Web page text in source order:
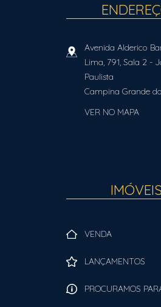
Avenida Alderico
Lima, 791, Sala 2 -
Paulista
Campina Grande
VER NO MAPA
IMÓVEIS
VENDA
LANÇAMENTOS
PROCURAMOS